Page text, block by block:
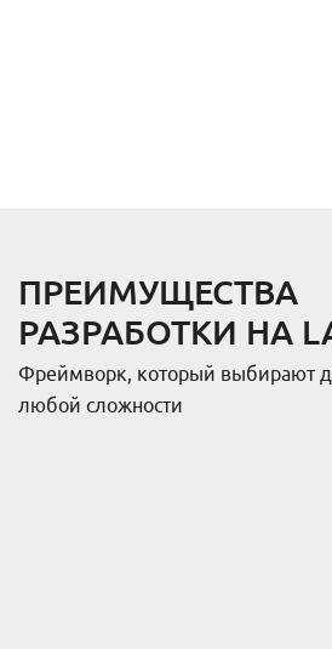
ПРЕИМУЩЕСТВА
РАЗРАБОТКИ НА
Фреймворк, который выбирают
любой сложности